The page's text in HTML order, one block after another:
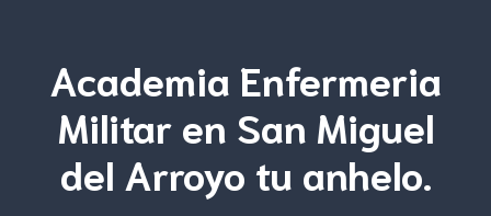
Academia Enfermeria
Militar en San Miguel
del Arroyo tu anhelo.